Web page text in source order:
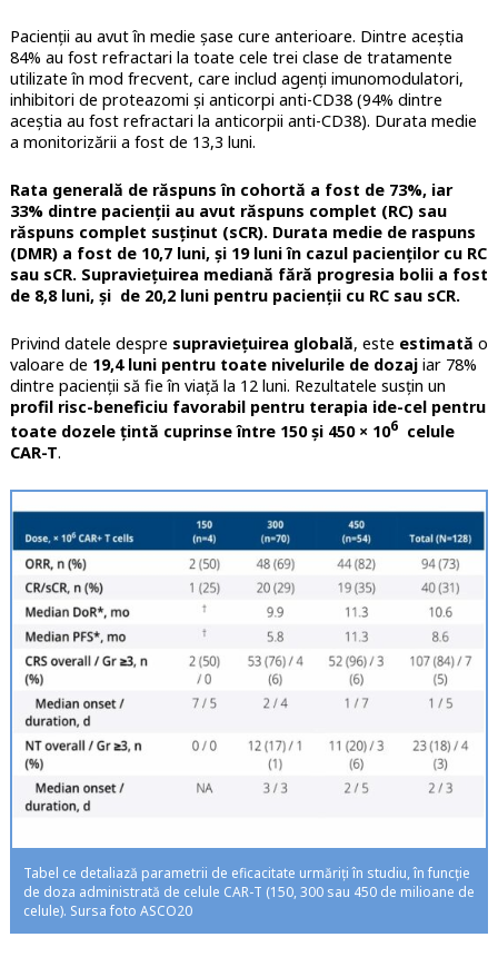
Pacienții au avut în medie șase cure anterioare. Dintre aceștia
84% au fost refractari la toate cele trei clase de tratamente
utilizate în mod frecvent, care includ agenți imunomodulatori,
inhibitori de proteazomi și anticorpi anti-CD38 (94% dintre
aceștia au fost refractari la anticorpii anti-CD38). Durata medie
a monitorizării a fost de 13,3 luni.
Rata generală de răspuns în cohortă a fost de 73%, iar
33% dintre pacienții au avut răspuns complet (RC) sau
răspuns complet susținut (sCR). Durata medie de raspuns
(DMR) a fost de 10,7 luni, și 19 luni în cazul pacienților cu RC
sau sCR. Supraviețuirea mediană fără progresia bolii a fost
de 8,8 luni, și de 20,2 luni pentru pacienții cu RC sau sCR.
Privind datele despre supraviețuirea globală, este estimată o
valoare de 19,4 luni pentru toate nivelurile de dozajiar 78%
dintre pacienții să fie în viață la 12 luni. Rezultatele susțin un
profil risc-beneficiu favorabil pentru terapia ide-cel pentru
toate dozele țintă cuprinse între 150 și 450 × 106celule
CAR-T.
Tabel ce detaliază parametrii de eficacitate urmăriți în studiu, în funcție
de doza administrată de celule CAR-T (150, 300 sau 450 de milioane de
celule). Sursa foto ASCO20